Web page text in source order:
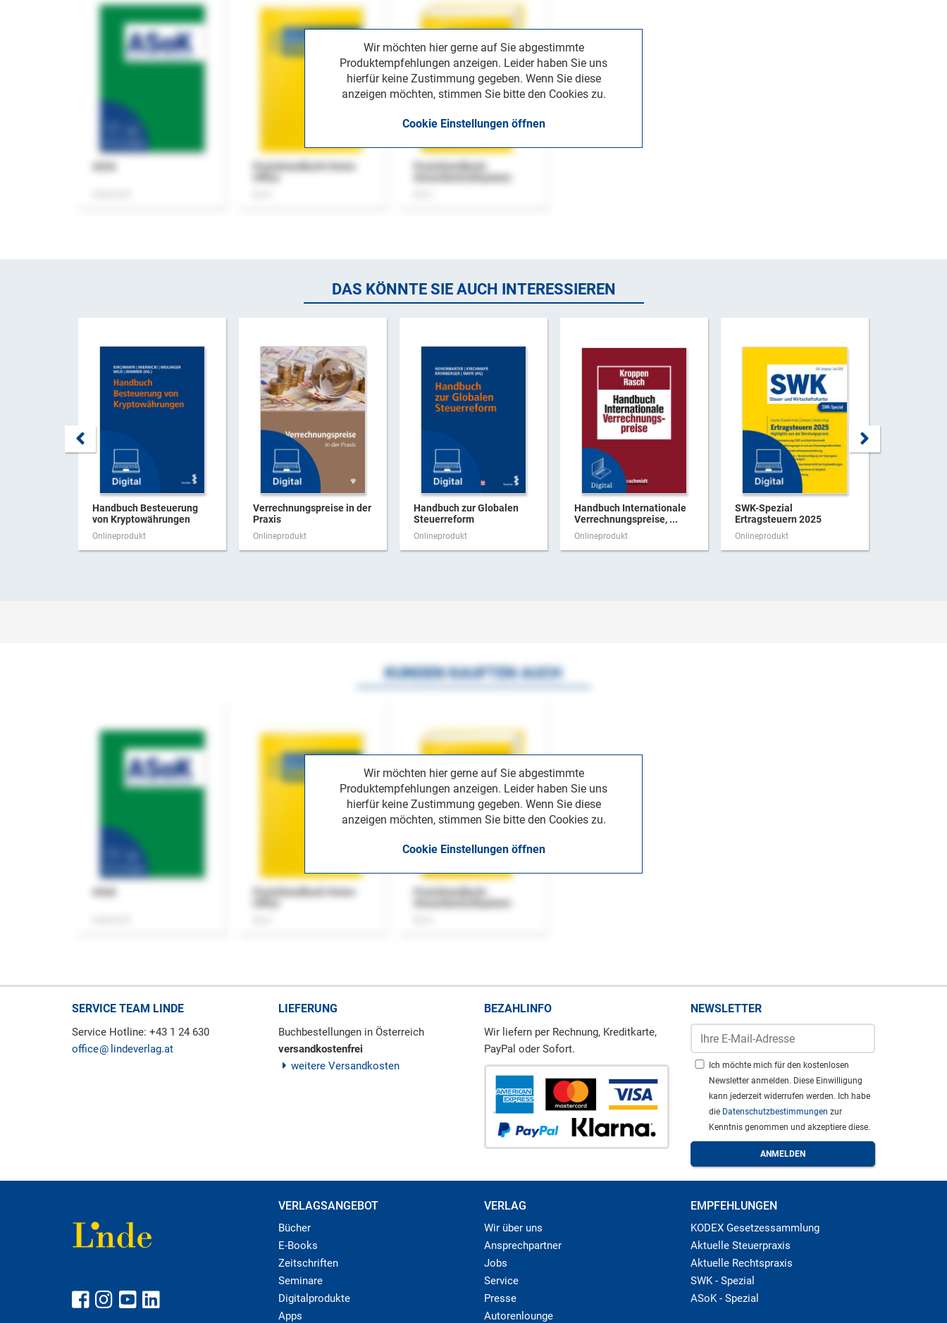
Wir möchten hier gerne auf Sie abgestimmte
Produktempfehlungen anzeigen. Leider haben Sie uns
hierfür keine Zustimmung gegeben. Wenn Sie diese
anzeigen möchten, stimmen Sie bitte den Cookies zu.
Cookie Einstellungen öffnen
Praxishandbuch Home-
Praxishandbuch
DAS KÖNNTE SIE AUCH INTERESSIEREN
Handbuch Besteuerung
von Kryptowährungen
Onlineprodukt
Verrechnungspreise in der
Praxis
Onlineprodukt
Handbuch zur Globalen
Steuerreform
Onlineprodukt
Handbuch Internationale
Verrechnungspreise, ...
Onlineprodukt
SWK-Spezial
Ertragsteuern 2025
Onlineprodukt
Wir möchten hier gerne auf Sie abgestimmte
Produktempfehlungen anzeigen. Leider haben Sie uns
hierfür keine Zustimmung gegeben. Wenn Sie diese
anzeigen möchten, stimmen Sie bitte den Cookies zu.
Cookie Einstellungen öffnen
KUNDEN KAUFTEN AUCH
Praxishandbuch Home-
Praxishandbuch
SERVICE TEAM LINDE
Service Hotline: +43 1 24 630
office
lindeverlag.at
LIEFERUNG
Buchbestellungen in Österreich
versandkostenfrei
weitere Versandkosten
BEZAHLINFO
Wir liefern per Rechnung, Kreditkarte,
PayPal oder Sofort.
NEWSLETTER
Ich möchte mich für den kostenlosen
Newsletter anmelden. Diese Einwilligung
kann jederzeit widerrufen werden. Ich habe
die Datenschutzbestimmungen zur
Kenntnis genommen und akzeptiere diese.
VERLAGSANGEBOT
Bücher
E-Books
Zeitschriften
Seminare
Digitalprodukte
Apps
VERLAG
Wir über uns
Ansprechpartner
Jobs
Service
Presse
Autorenlounge
EMPFEHLUNGEN
KODEX Gesetzessammlung
Aktuelle Steuerpraxis
Aktuelle Rechtspraxis
SWK - Spezial
ASoK - Spezial